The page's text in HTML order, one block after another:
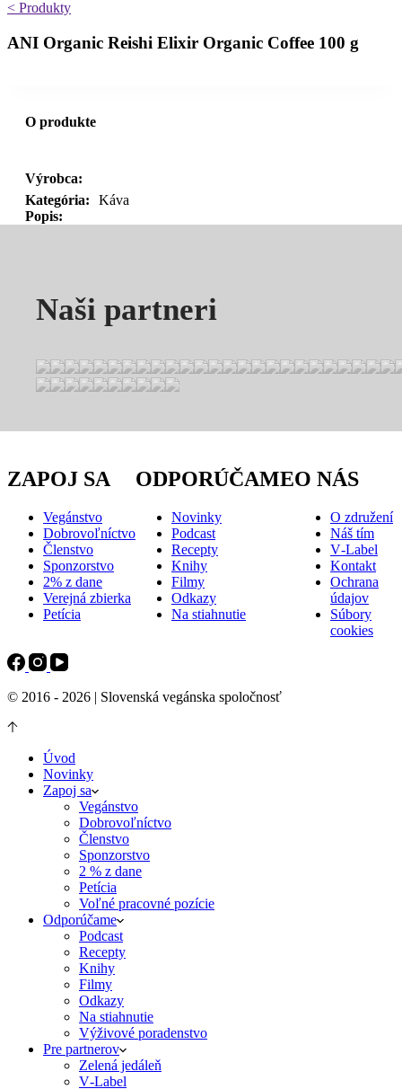
< Produkty
ANI Organic Reishi Elixir Organic Coffee 100 g
O produkte
Výrobca:
Kategória:
Káva
Popis:
Naši partneri
ZAPOJ SA
Vegánstvo
Dobrovoľníctvo
Členstvo
Sponzorstvo
2% z dane
Verejná zbierka
Petícia
ODPORÚČAME
Novinky
Podcast
Recepty
Knihy
Filmy
Odkazy
Na stiahnutie
O NÁS
O združení
Náš tím
V‑Label
Kontakt
Ochrana
údajov
Súbory
cookies
© 2016 - 2026 | Slovenská vegánska spoločnosť
Úvod
Novinky
Zapoj sa
Vegánstvo
Dobrovoľníctvo
Členstvo
Sponzorstvo
2 % z dane
Petícia
Voľné pracovné pozície
Odporúčame
Podcast
Recepty
Knihy
Filmy
Odkazy
Na stiahnutie
Výživové poradenstvo
Pre partnerov
Zelená jedáleň
V‑Label